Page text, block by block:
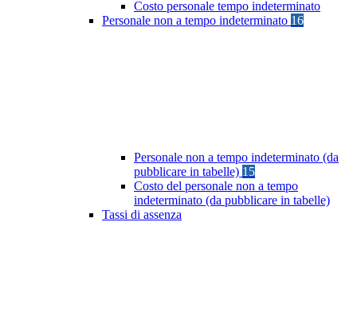
Costo personale tempo indeterminato
Personale non a tempo indeterminato 16
Personale non a tempo indeterminato (da
pubblicare in tabelle) 15
Costo del personale non a tempo
indeterminato (da pubblicare in tabelle)
Tassi di assenza